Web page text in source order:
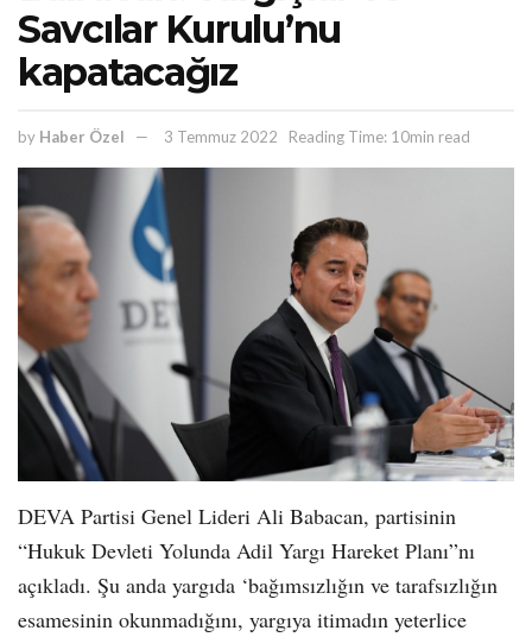
Savcılar Kurulu’nu
kapatacağız
by Haber Özel 3 Temmuz 2022 Reading Time: 10min read
DEVA Partisi Genel Lideri Ali Babacan, partisinin
“Hukuk Devleti Yolunda Adil Yargı Hareket Planı”nı
açıkladı. Şu anda yargıda ‘bağımsızlığın ve tarafsızlığın
esamesinin okunmadığını, yargıya itimadın yeterlice